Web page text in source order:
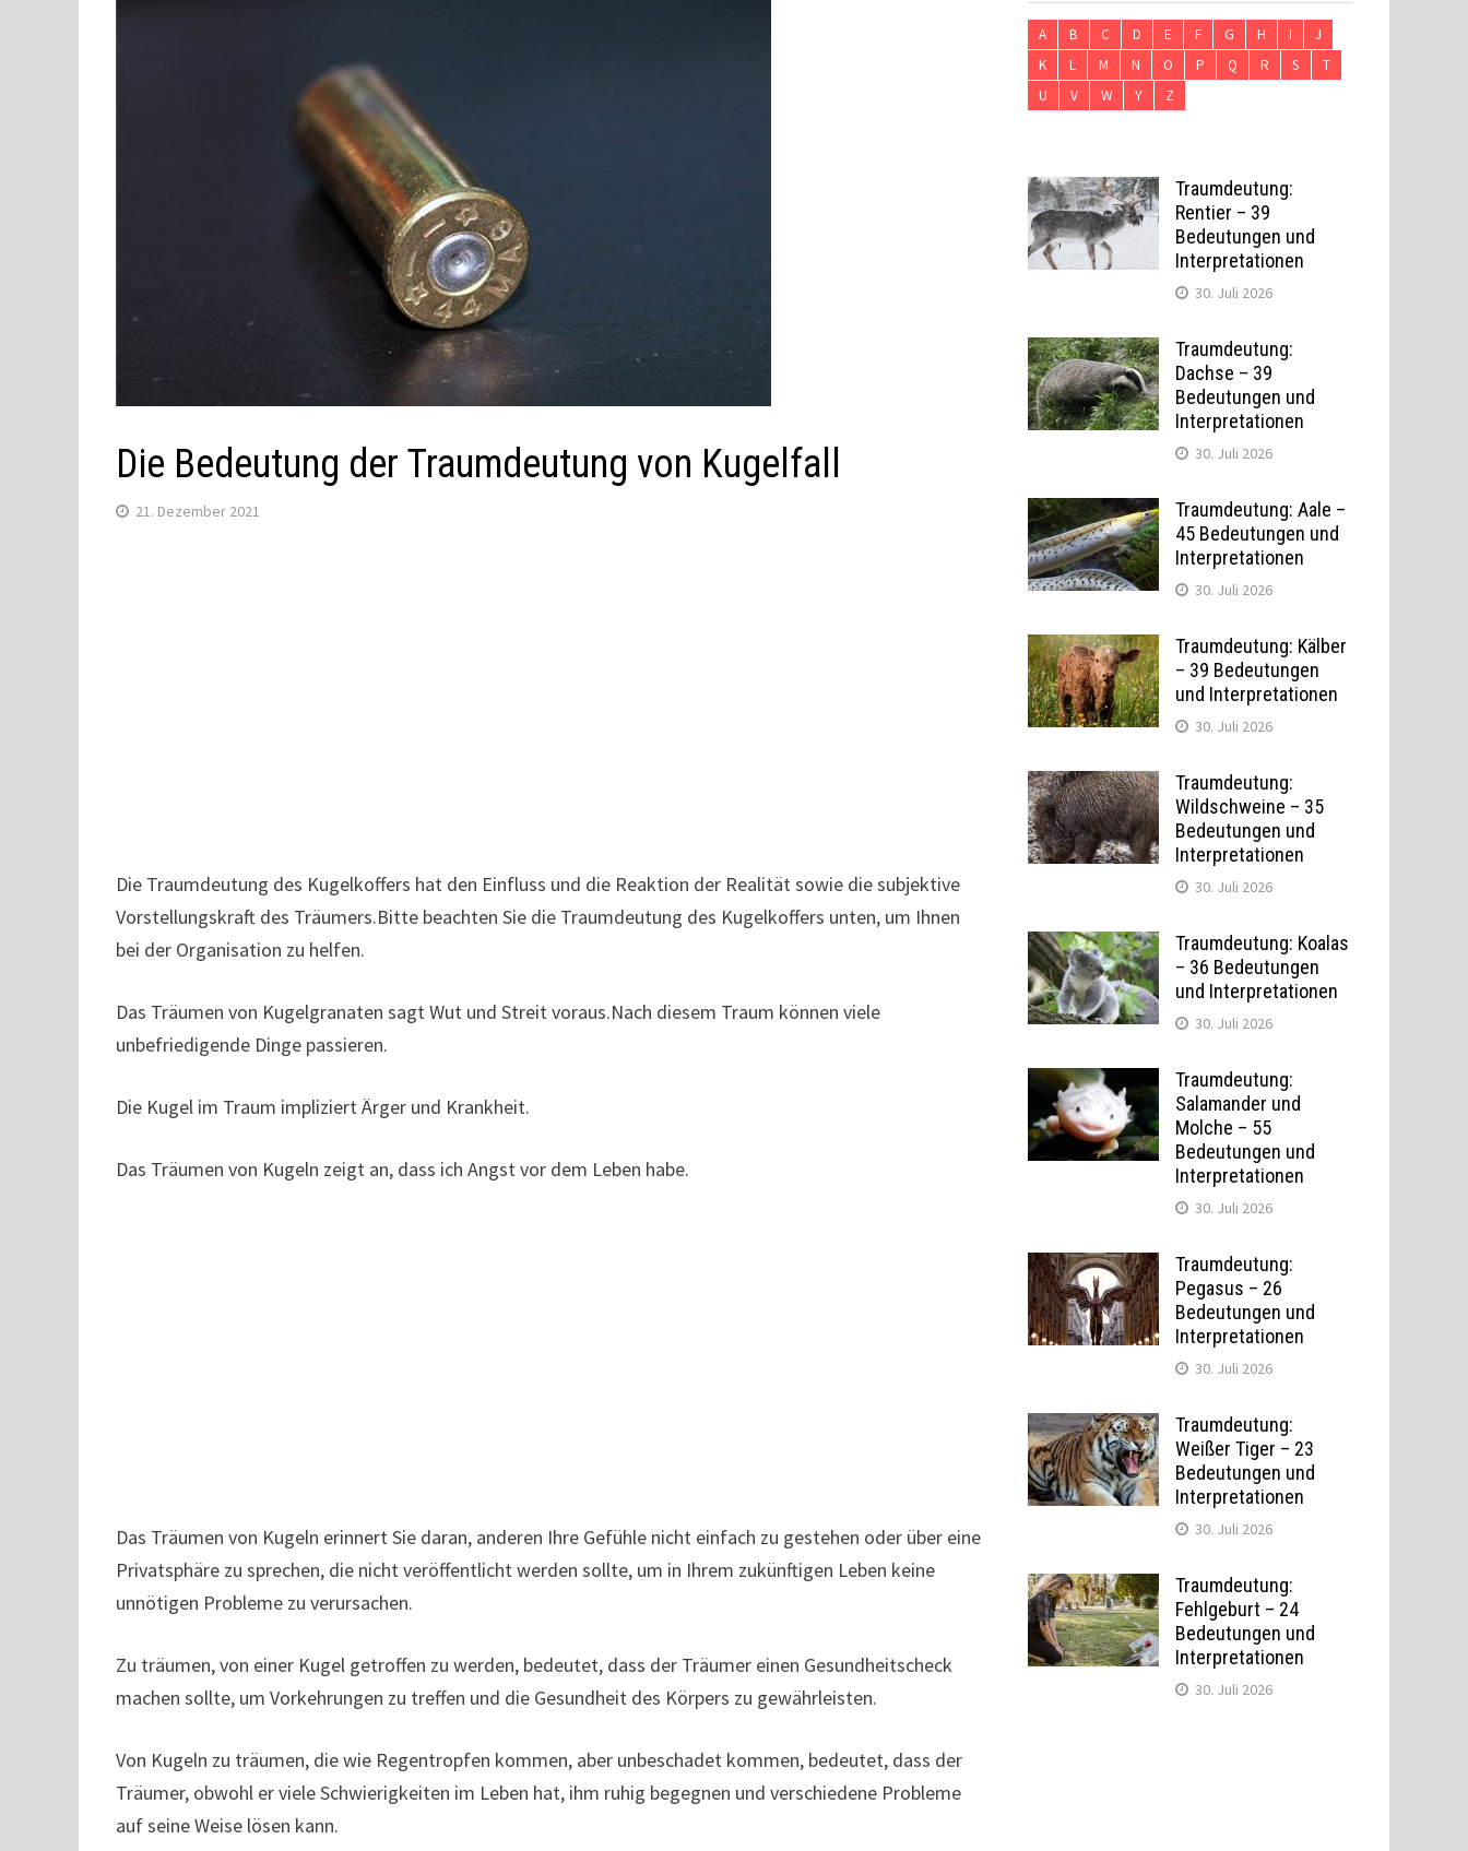
Die Bedeutung der Traumdeutung von Kugelfall
21. Dezember 2021
Die Traumdeutung des Kugelkoffers hat den Einfluss und die Reaktion der Realität sowie die subjektive
Vorstellungskraft des Träumers.Bitte beachten Sie die Traumdeutung des Kugelkoffers unten, um Ihnen
bei der Organisation zu helfen.
Das Träumen von Kugelgranaten sagt Wut und Streit voraus.Nach diesem Traum können viele
unbefriedigende Dinge passieren.
Die Kugel im Traum impliziert Ärger und Krankheit.
Das Träumen von Kugeln zeigt an, dass ich Angst vor dem Leben habe.
Das Träumen von Kugeln erinnert Sie daran, anderen Ihre Gefühle nicht einfach zu gestehen oder über eine
Privatsphäre zu sprechen, die nicht veröffentlicht werden sollte, um in Ihrem zukünftigen Leben keine
unnötigen Probleme zu verursachen.
Zu träumen, von einer Kugel getroffen zu werden, bedeutet, dass der Träumer einen Gesundheitscheck
machen sollte, um Vorkehrungen zu treffen und die Gesundheit des Körpers zu gewährleisten.
Von Kugeln zu träumen, die wie Regentropfen kommen, aber unbeschadet kommen, bedeutet, dass der
Träumer, obwohl er viele Schwierigkeiten im Leben hat, ihm ruhig begegnen und verschiedene Probleme
auf seine Weise lösen kann.
A B C D E F G H I
J
K
L M N O P Q R S
T
U
V W Y Z
Traumdeutung:
Rentier – 39
Bedeutungen und
Interpretationen
30. Juli 2026
Traumdeutung:
Dachse – 39
Bedeutungen und
Interpretationen
30. Juli 2026
Traumdeutung: Aale –
45 Bedeutungen und
Interpretationen
30. Juli 2026
Traumdeutung: Kälber
– 39 Bedeutungen
und Interpretationen
30. Juli 2026
Traumdeutung:
Wildschweine – 35
Bedeutungen und
Interpretationen
30. Juli 2026
Traumdeutung: Koalas
– 36 Bedeutungen
und Interpretationen
30. Juli 2026
Traumdeutung:
Salamander und
Molche – 55
Bedeutungen und
Interpretationen
30. Juli 2026
Traumdeutung:
Pegasus – 26
Bedeutungen und
Interpretationen
30. Juli 2026
Traumdeutung:
Weißer Tiger – 23
Bedeutungen und
Interpretationen
30. Juli 2026
Traumdeutung:
Fehlgeburt – 24
Bedeutungen und
Interpretationen
30. Juli 2026